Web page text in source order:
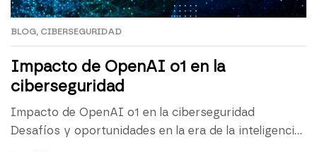
BLOG, CIBERSEGURIDAD
Impacto de OpenAI o1 en la
ciberseguridad
Impacto de OpenAI o1 en la ciberseguridad
Desafíos y oportunidades en la era de la inteligencia